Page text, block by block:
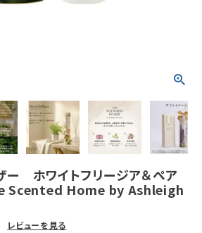
ー ホワイトフリージア＆ペア
Home by Ashleigh
レビューを見る